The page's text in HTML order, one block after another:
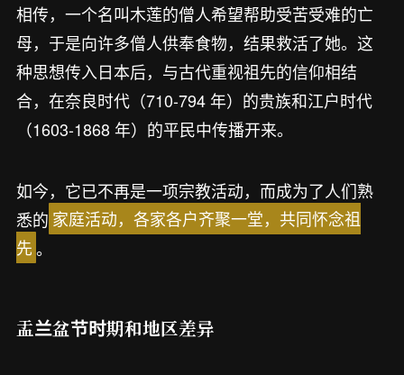
相传，一个名叫木莲的僧人希望帮助受苦受难的亡
母，于是向许多僧人供奉食物，结果救活了她。这
种思想传入日本后，与古代重视祖先的信仰相结
合，在奈良时代（710-794 年）的贵族和江户时代
（1603-1868 年）的平民中传播开来。
如今，它已不再是一项宗教活动，而成为了人们熟
悉的 家庭活动，各家各户齐聚一堂，共同怀念祖
先 。
盂兰盆节时期和地区差异